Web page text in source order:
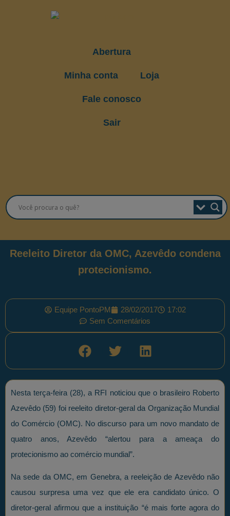
Abertura
Minha conta Loja
Fale conosco
Sair
Reeleito Diretor da OMC, Azevêdo condena
protecionismo.
Equipe PontoPM 28/02/2017
17:02
Sem Comentários
Nesta terça-feira (28), a RFI noticiou que o brasileiro Roberto
Azevêdo (59) foi reeleito diretor-geral da Organização Mundial
do Comércio (OMC). No discurso para um novo mandato de
quatro anos, Azevêdo “alertou para a ameaça do
protecionismo ao comércio mundial”.
Na sede da OMC, em Genebra, a reeleição de Azevêdo não
causou surpresa uma vez que ele era candidato único. O
diretor-geral afirmou que a instituição “é mais forte agora do